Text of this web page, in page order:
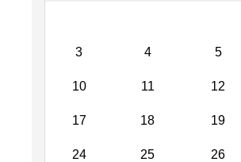
3 4 5
10 11 12
17 18 19
24 25 26